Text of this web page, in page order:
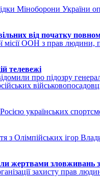
Міноборони України
від початку
місії ООН з прав людини,
телевежі
про підозру
українських
з Олімпійських ігор
жертвами зловживань
захисту прав